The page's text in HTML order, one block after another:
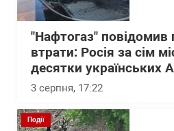
"Нафтогаз" повідомив
втрати: Росія за сім
десятки українських
3 серпня, 17:22
Події